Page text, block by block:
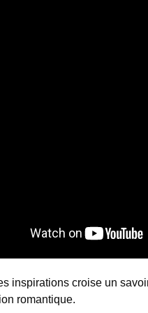
inspirations croise un
romantique.